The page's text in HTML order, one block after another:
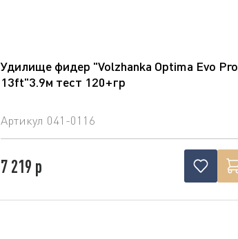
Удилище фидер "Volzhanka Optima Evo Pro
13ft"3.9м тест 120+гр
Артикул 041-0116
7 219 р